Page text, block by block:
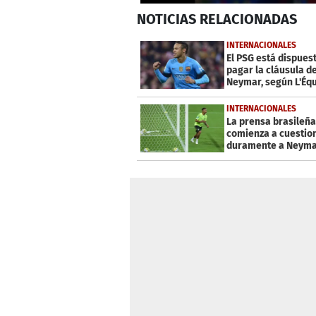
seconds
2
minutes,
52
secondsVolume
0%
NOTICIAS RELACIONADAS
INTERNACIONALES
El PSG está
pagar la cláusula
Neymar, según
INTERNACIONALES
La prensa brasileña
comienza a
duramente a